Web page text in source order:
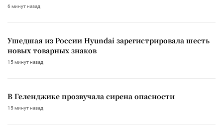
6 минут назад
Ушедшая из России Hyundai зарегистрировала шесть
новых товарных знаков
15 минут назад
В Геленджике прозвучала сирена опасности
15 минут назад